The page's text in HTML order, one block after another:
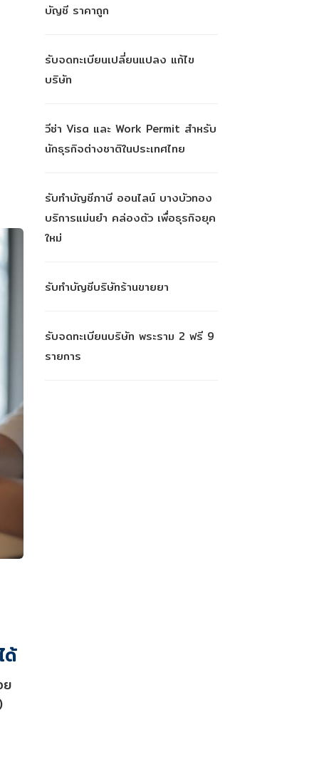
ด้
ย
บัญชี ราคาถูก
รับจดทะเบียนเปลี่ยนแปลง แก้ไข
บริษัท
วีซ่า Visa และ Work Permit สำหรับ
นักธุรกิจต่างชาติในประเทศไทย
รับทำบัญชีภาษี ออนไลน์ บางบัวทอง
บริการแม่นยำ คล่องตัว เพื่อธุรกิจยุค
ใหม่
รับทำบัญชีบริษัทร้านขายยา
รับจดทะเบียนบริษัท พระราม 2 ฟรี 9
รายการ